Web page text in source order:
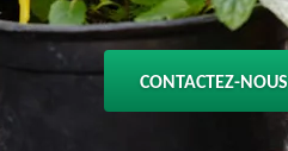
CONTACTEZ-NOUS